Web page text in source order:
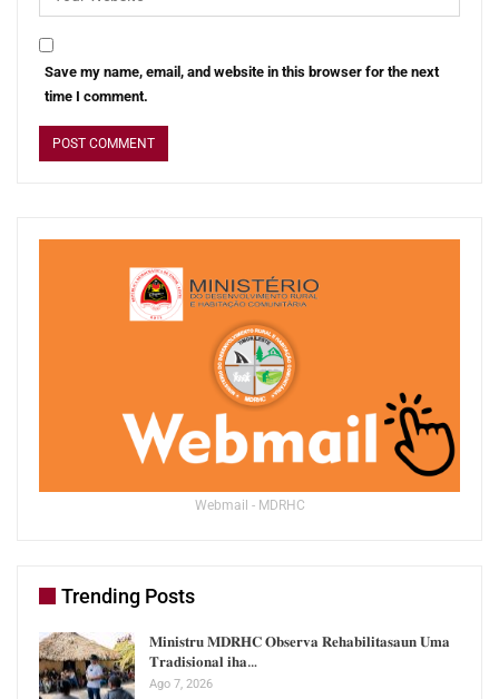
Save my name, email, and website in this browser for the next
time I comment.
Webmail - MDRHC
Trending Posts
𝐌𝐢𝐧𝐢𝐬𝐭𝐫𝐮 𝐌𝐃𝐑𝐇𝐂 𝐎𝐛𝐬𝐞𝐫𝐯𝐚 𝐑𝐞𝐡𝐚𝐛𝐢𝐥𝐢𝐭𝐚𝐬𝐚𝐮𝐧 𝐔𝐦𝐚
𝐓𝐫𝐚𝐝𝐢𝐬𝐢𝐨𝐧𝐚𝐥 𝐢𝐡𝐚…
Ago 7, 2026